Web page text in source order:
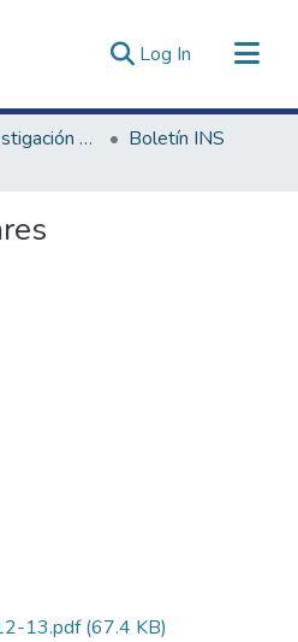
Log In (current)
Dirección de Investigación e Innovación en Salud
Boletín INS
13.pdf(67.4 KB)